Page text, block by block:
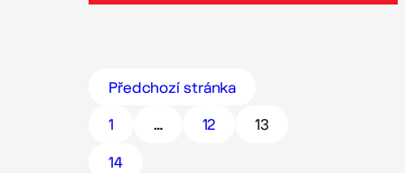
Předchozí stránka
1
… 12
13
14